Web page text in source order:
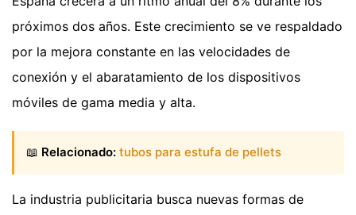
próximos dos años. Este crecimiento se ve respaldado
por la mejora constante en las velocidades de
conexión y el abaratamiento de los dispositivos
móviles de gama media y alta.
📖 Relacionado: tubos para estufa de pellets
La industria publicitaria busca nuevas formas de